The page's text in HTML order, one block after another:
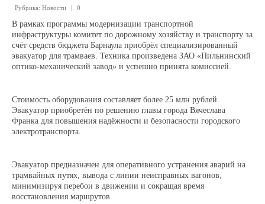
Династии
Программы предприятия
Специальная оценка условий труда
Пассажирам
Расписания и маршруты
Рубрика: Новости 0
В рамках программы модернизации транспортной
инфраструктуры комитет по дорожному хозяйству и транспорту за
счёт средств бюджета Барнаула приобрёл специализированный
эвакуатор для трамваев. Техника произведена ЗАО «Пильнинский
оптико-механический завод» и успешно принята комиссией.
Стоимость оборудования составляет более 25 млн рублей.
Эвакуатор приобретён по решению главы города Вячеслава
Франка для повышения надёжности и безопасности городского
электротранспорта.
Эвакуатор предназначен для оперативного устранения аварий на
трамвайных путях, вывода с линии неисправных вагонов,
минимизируя перебои в движении и сокращая время
восстановления маршрутов.